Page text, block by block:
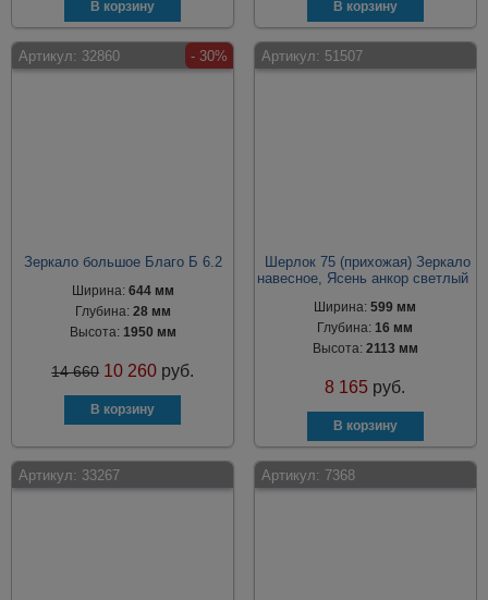
Артикул: 32860 - 30%
Зеркало большое Благо Б 6.2
Ширина: 644 мм
Глубина: 28 мм
Высота: 1950 мм
14 660 10 260 руб.
Артикул: 51507
Шерлок 75 (прихожая) Зеркало
навесное, Ясень анкор светлый
Ширина:599 мм
Глубина:16 мм
Высота: 2113 мм
8 165 руб.
Артикул: 33267 Артикул: 7368